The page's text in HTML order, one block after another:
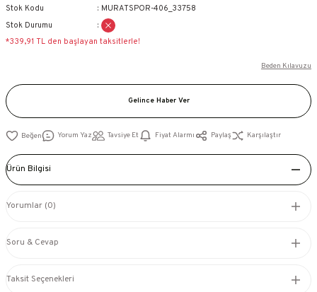
Stok Kodu
MURATSPOR-406_33758
Stok Durumu
*339,91 TL den başlayan taksitlerle!
Beden Kılavuzu
Gelince Haber Ver
Yorum Yaz Tavsiye Et Fiyat Alarmı Paylaş Karşılaştır
Ürün Bilgisi
Yorumlar (0)
Soru & Cevap
Taksit Seçenekleri